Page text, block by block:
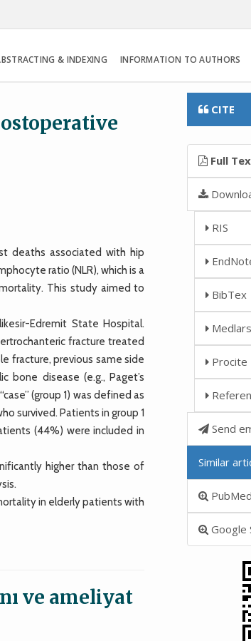
& INDEXING INFORMATION TO AUTHORS
deaths associated with hip
ratio (NLR), which is a
This study aimed to
Edremit State Hospital.
fracture treated
fracture, previous same side
disease (e.g., Paget’s
(group 1) was defined as
survived. Patients in group 1
(44%) were included in
higher than those of
in elderly patients with
ve ameliyat
CITE
Full
RIS
BibTex
Medlars
Procite
Send
Similar
PubMed
Google